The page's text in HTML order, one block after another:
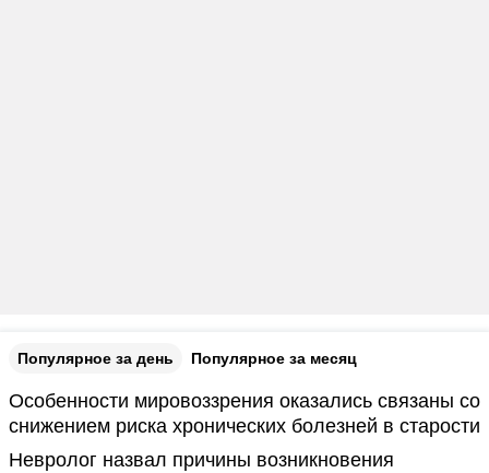
Популярное за день Популярное за месяц
Особенности мировоззрения оказались связаны со
снижением риска хронических болезней в старости
Невролог назвал причины возникновения